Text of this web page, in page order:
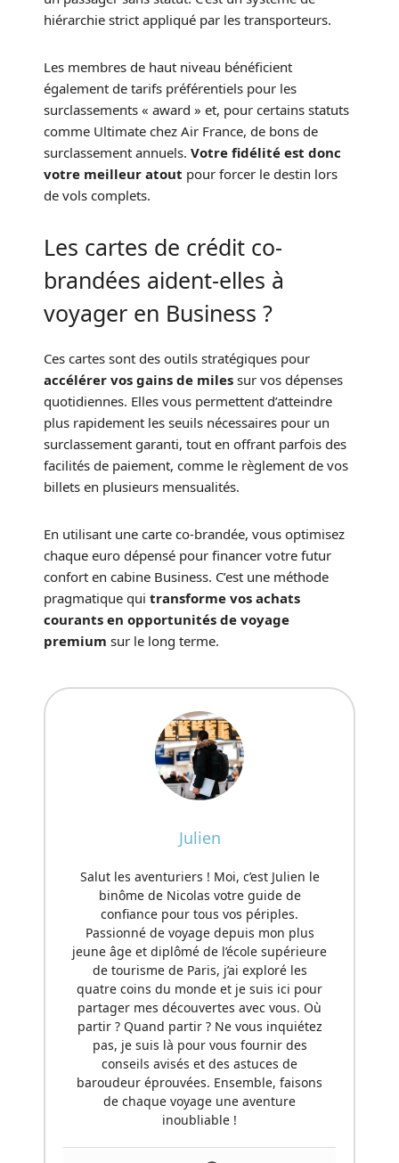
hiérarchie strict appliqué par les transporteurs.
Les membres de haut niveau bénéficient
également de tarifs préférentiels pour les
surclassements « award » et, pour certains statuts
comme Ultimate chez Air France, de bons de
surclassement annuels. Votre fidélité est donc
votre meilleur atout pour forcer le destin lors
de vols complets.
Les cartes de crédit co-
brandées aident-elles à
voyager en Business ?
Ces cartes sont des outils stratégiques pour
accélérer vos gains de milessur vos dépenses
quotidiennes. Elles vous permettent d’atteindre
plus rapidement les seuils nécessaires pour un
surclassement garanti, tout en offrant parfois des
facilités de paiement, comme le règlement de vos
billets en plusieurs mensualités.
En utilisant une carte co-brandée, vous optimisez
chaque euro dépensé pour financer votre futur
confort en cabine Business. C’est une méthode
pragmatique qui transforme vos achats
courants en opportunités de voyage
premium sur le long terme.
Julien
Salut les aventuriers ! Moi, c’est Julien le
binôme de Nicolas votre guide de
confiance pour tous vos périples.
Passionné de voyage depuis mon plus
jeune âge et diplômé de l’école supérieure
de tourisme de Paris, j’ai exploré les
quatre coins du monde et je suis ici pour
partager mes découvertes avec vous. Où
partir ? Quand partir ? Ne vous inquiétez
pas, je suis là pour vous fournir des
conseils avisés et des astuces de
baroudeur éprouvées. Ensemble, faisons
de chaque voyage une aventure
inoubliable !